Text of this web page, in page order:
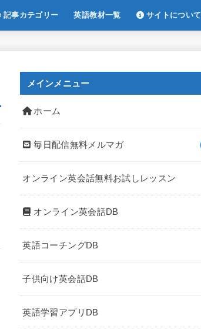
記事カテゴリー 英語教材一覧 サイトについて
メインメニュー
ホーム
毎日配信無料メルマガ
オンライン英会話無料お試しレッスン
オンライン英会話DB
英語コーチングDB
子供向け英会話DB
英語学習アプリDB